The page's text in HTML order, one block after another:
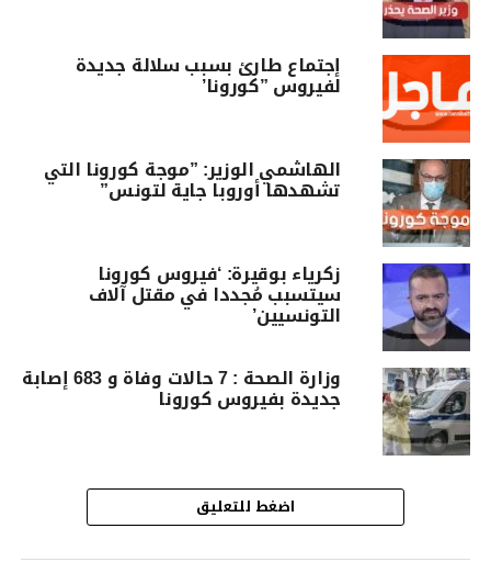
إجتماع طارئ بسبب سلالة جديدة
لفيروس ”كورونا’
الهاشمي الوزير: ”موجة كورونا التي
تشهدها أوروبا جاية لتونس”
زكرياء بوقيرة: ‘فيروس كورونا
سيتسبب مُجددا في مقتل آلاف
التونسيين’
وزارة الصحة : 7 حالات وفاة و 683 إصابة
جديدة بفيروس كورونا
اضغط للتعليق